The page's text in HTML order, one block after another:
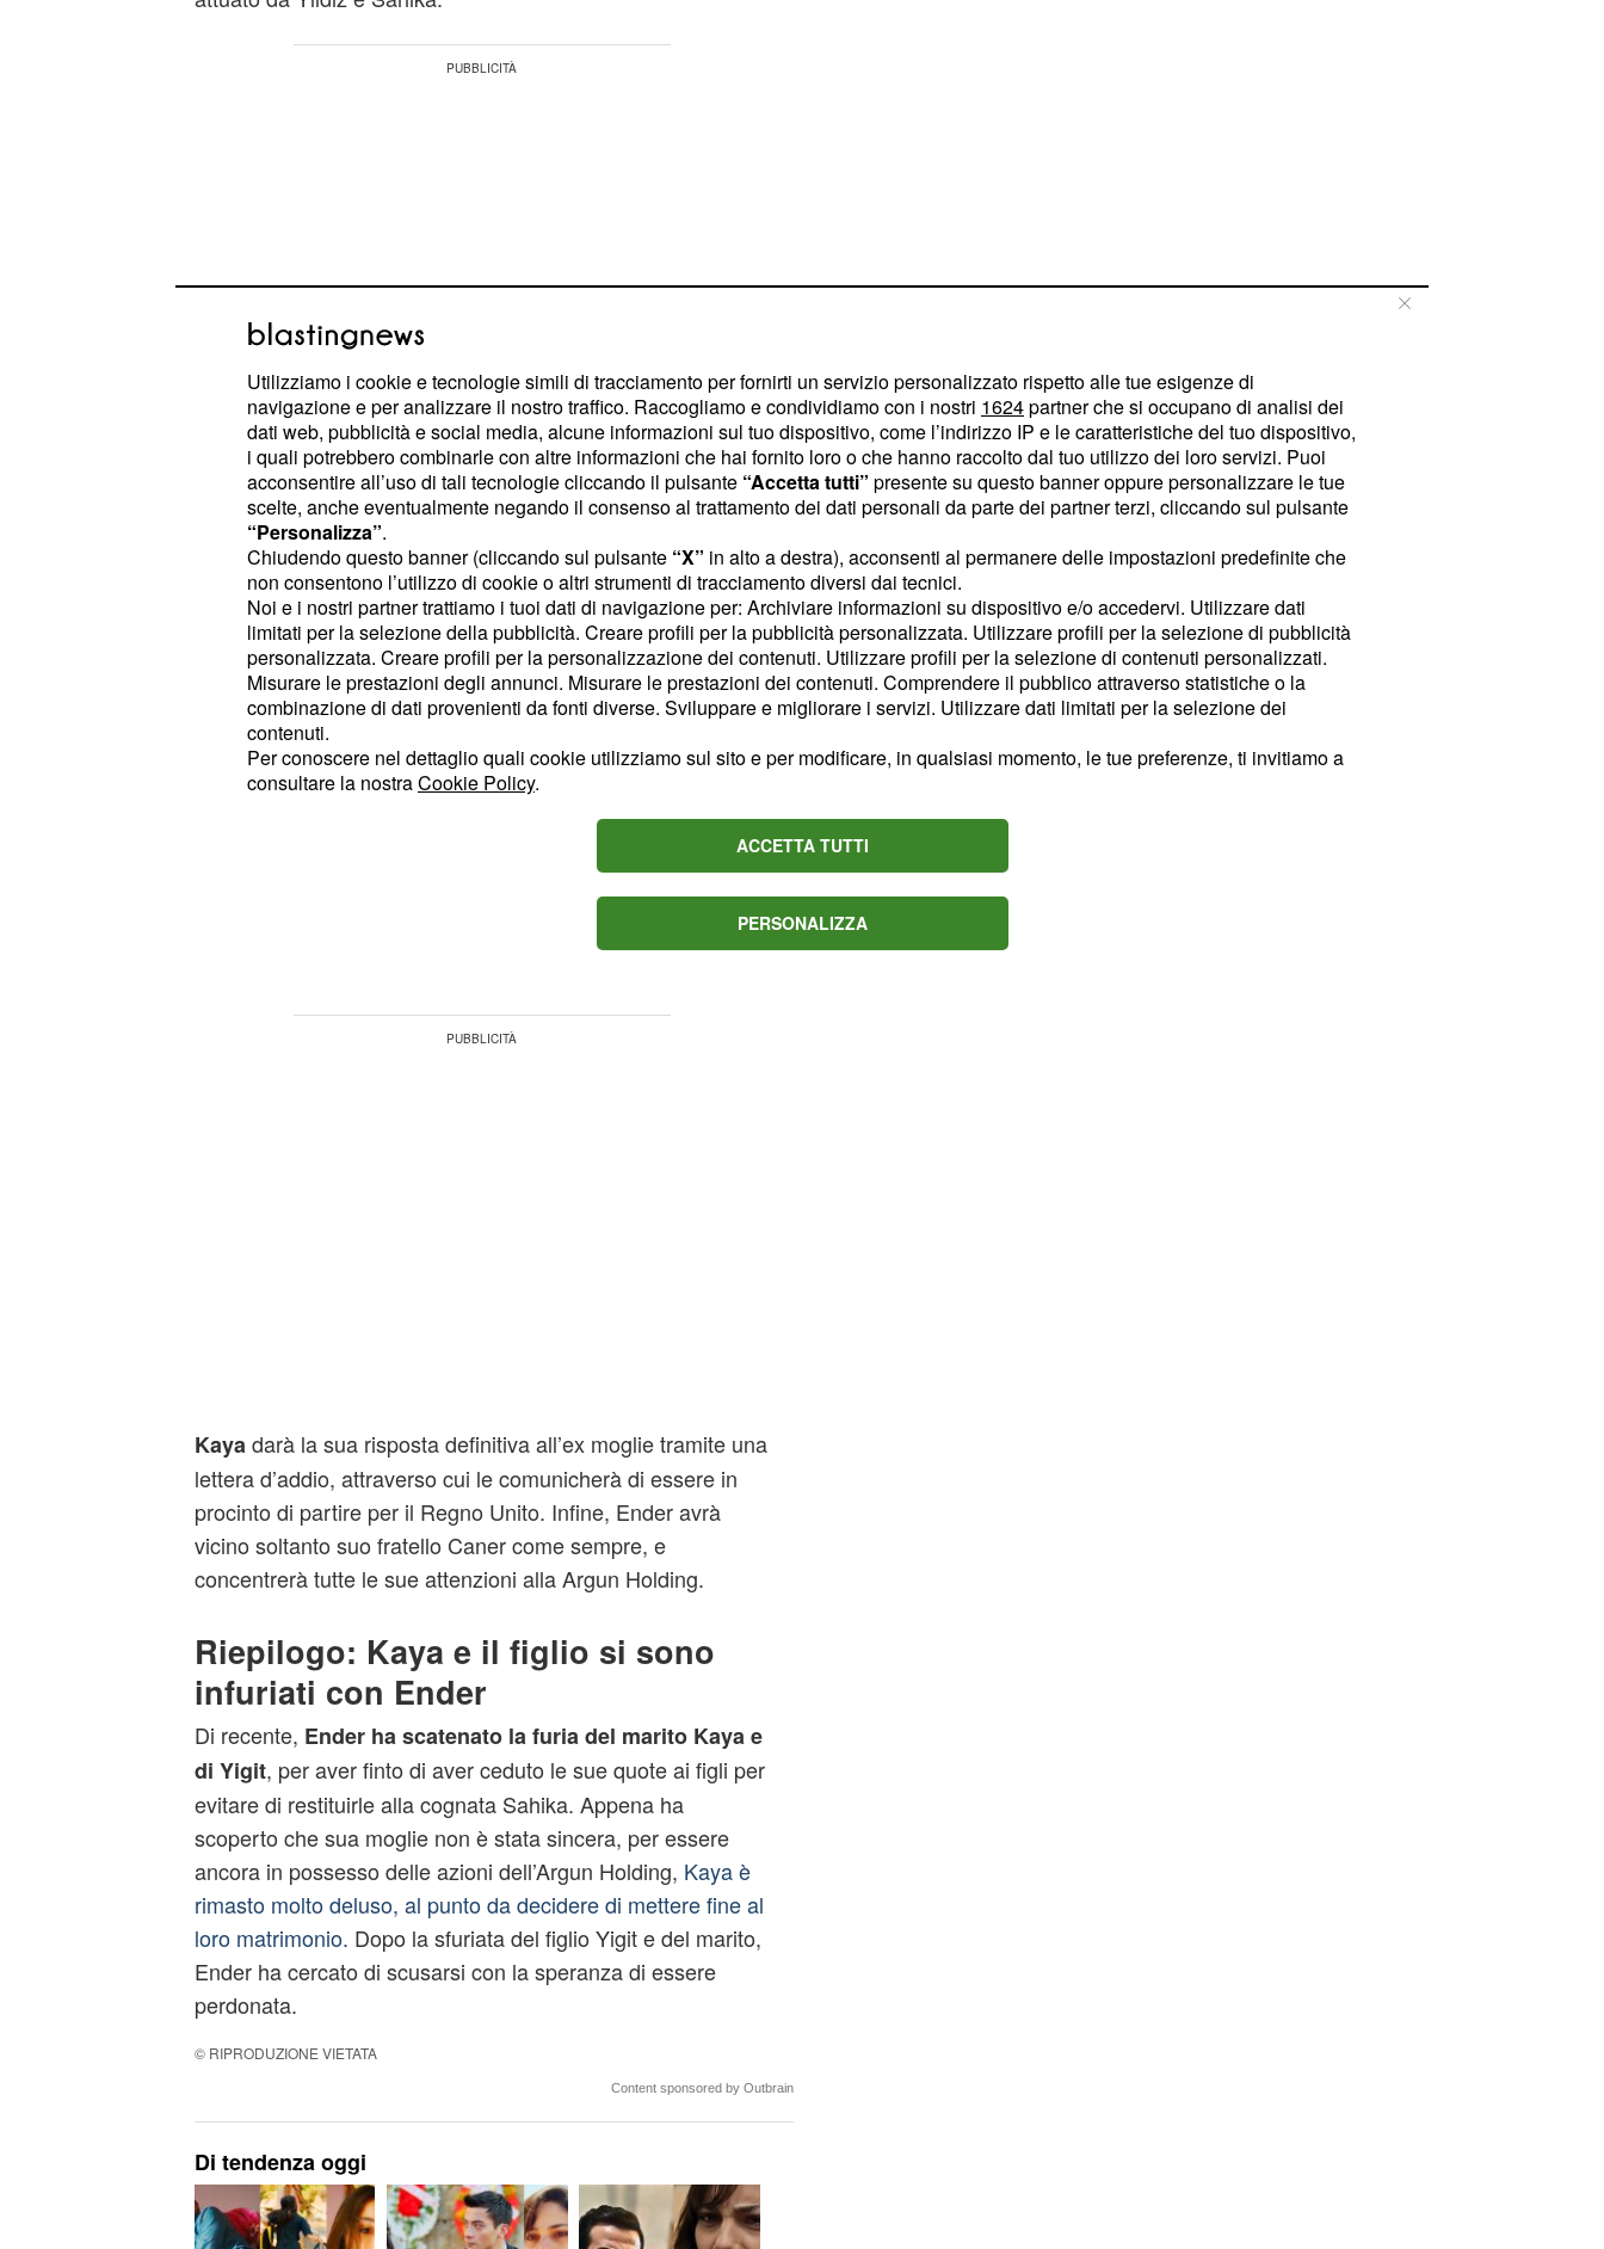
In particolare,Halit divorzierà in fretta, con la convinzione
Enderabbia trattato male il piccolo Halitcan, il figlio
avuto da Yildiz. A quel punto, Ender non potrà contare sulla
vicinanza dei figli, visto che Yigit deciderà di continuare i
suoi studi in Inghilterra dopo aver deciso di non sposare più
Lila, invece Erim andrà a vivere a Londra.
Ender chiede un’altra possibilità
all'ex marito
Dopo la partenza dei suoi figli,Ender tenterà di fare pace
, e sarà convinta che la responsabile
della fine del loro matrimonio sia Sahika. Tuttavia, Kaya non
sembrerà affatto intenzionato a tornare con Ender, anche se
gli dirà di essere disposta a trasferirsi in Inghilterra con lui,
Kaya darà la sua risposta definitiva all’ex moglie tramite una
lettera d’addio, attraverso cui le comunicherà di essere in
procinto di partire per il Regno Unito. Infine, Ender avrà
vicino soltanto suo fratello Caner come sempre, e
concentrerà tutte le sue attenzioni alla Argun Holding.
Riepilogo: Kaya e il figlio si sono
infuriati con Ender
Di recente, Ender ha scatenato la furia del marito Kaya e
di Yigit, per aver finto di aver ceduto le sue quote ai figli per
evitare di restituirle alla cognata Sahika. Appena ha
scoperto che sua moglie non è stata sincera, per essere
ancora in possesso delle azioni dell’Argun Holding, Kaya è
rimasto molto deluso, al punto da decidere di mettere fine al
loro matrimonio. Dopo la sfuriata del figlio Yigit e del marito,
Ender ha cercato di scusarsi con la speranza di essere
perdonata.
© RIPRODUZIONE VIETATA
Content sponsored by Outbrain
Di tendenza oggi
Utilizziamo i cookie e tecnologie simili di tracciamento per fornirti un servizio personalizzato rispetto alle tue esigenze di
navigazione e per analizzare il nostro traffico. Raccogliamo e condividiamo con i nostri 1624partner che si occupano di analisi dei
dati web, pubblicità e social media, alcune informazioni sul tuo dispositivo, come l’indirizzo IP e le caratteristiche del tuo dispositivo,
i quali potrebbero combinarle con altre informazioni che hai fornito loro o che hanno raccolto dal tuo utilizzo dei loro servizi. Puoi
acconsentire all’uso di tali tecnologie cliccando il pulsante “Accetta tutti” presente su questo banner oppure personalizzare le tue
scelte, anche eventualmente negando il consenso al trattamento dei dati personali da parte dei partner terzi, cliccando sul pulsante
“Personalizza”.
Chiudendo questo banner (cliccando sul pulsante “X” in alto a destra), acconsenti al permanere delle impostazioni predefinite che
non consentono l’utilizzo di cookie o altri strumenti di tracciamento diversi dai tecnici.
Noi e i nostri partner trattiamo i tuoi dati di navigazione per: Archiviare informazioni su dispositivo e/o accedervi. Utilizzare dati
limitati per la selezione della pubblicità. Creare profili per la pubblicità personalizzata. Utilizzare profili per la selezione di pubblicità
personalizzata. Creare profili per la personalizzazione dei contenuti. Utilizzare profili per la selezione di contenuti personalizzati.
Misurare le prestazioni degli annunci. Misurare le prestazioni dei contenuti. Comprendere il pubblico attraverso statistiche o la
combinazione di dati provenienti da fonti diverse. Sviluppare e migliorare i servizi. Utilizzare dati limitati per la selezione dei
contenuti.
Per conoscere nel dettaglio quali cookie utilizziamo sul sito e per modificare, in qualsiasi momento, le tue preferenze, ti invitiamo a
consultare la nostraCookie Policy.
ACCETTA TUTTI
PERSONALIZZA